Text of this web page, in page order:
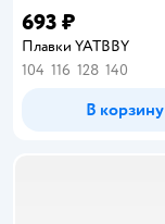
693 ₽
Плавки YATBBY
104 116 128 140
В корзину